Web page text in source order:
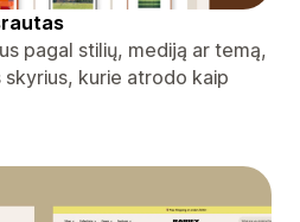
pagal stilių, mediją ar temą,
kurie atrodo kaip